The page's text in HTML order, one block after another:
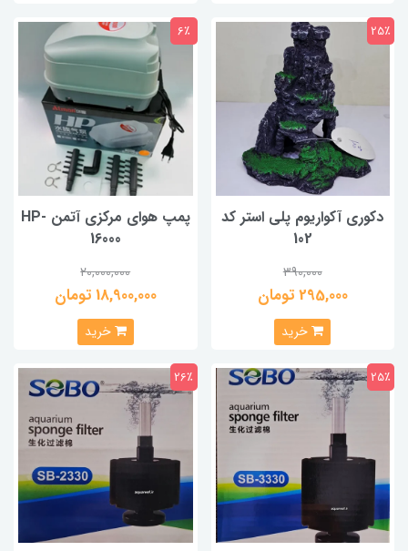
دکوری آکواریوم پلی استر کد
102
390,000
295,000 تومان
25٪
خرید
پمپ هوای مرکزی آتمن HP-
16000
20,000,000
18,900,000 تومان
6٪
خرید
25٪ 26٪